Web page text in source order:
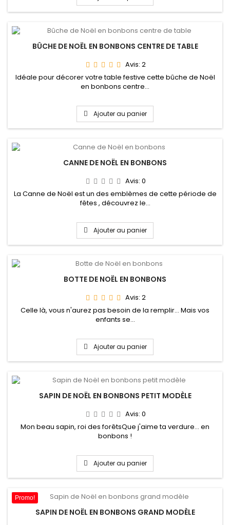
BÛCHE DE NOËL EN BONBONS CENTRE DE TABLE
Avis: 2
Idéale pour décorer votre table festive cette bûche de Noël
en bonbons centre...
Ajouter au panier
CANNE DE NOËL EN BONBONS
Avis: 0
La Canne de Noël est un des emblèmes de cette période de
fêtes , découvrez le...
Ajouter au panier
BOTTE DE NOËL EN BONBONS
Avis: 2
Celle là, vous n'aurez pas besoin de la remplir... Mais vos
enfants se...
Ajouter au panier
SAPIN DE NOËL EN BONBONS PETIT MODÈLE
Avis: 0
Mon beau sapin, roi des forêtsQue j'aime ta verdure... en
bonbons !
Ajouter au panier
Promo!
SAPIN DE NOËL EN BONBONS GRAND MODÈLE